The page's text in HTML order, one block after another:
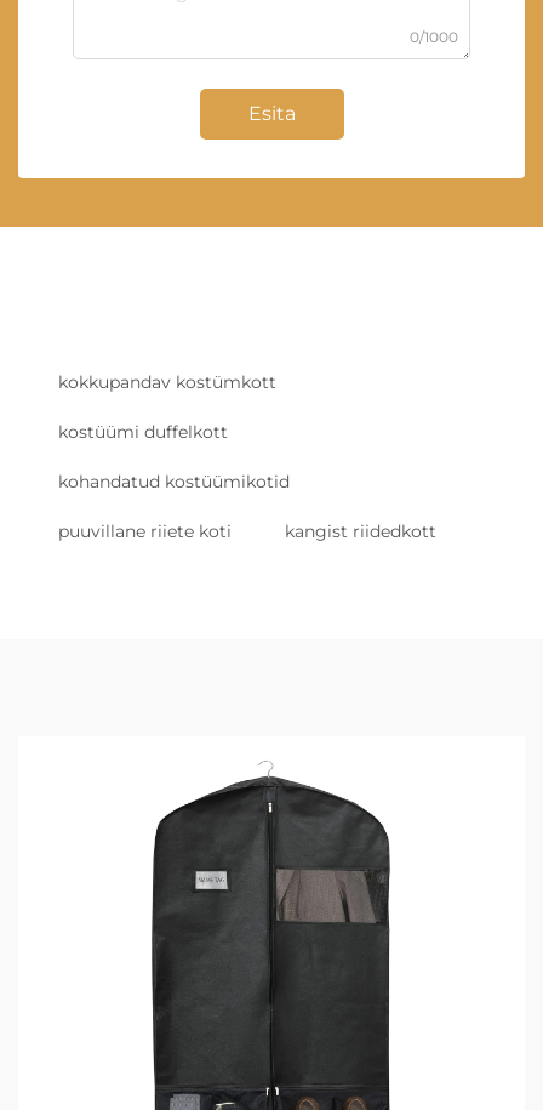
0/1000
Esita
kokkupandav kostümkott
kostüümi duffelkott
kohandatud kostüümikotid
puuvillane riiete koti kangist riidedkott